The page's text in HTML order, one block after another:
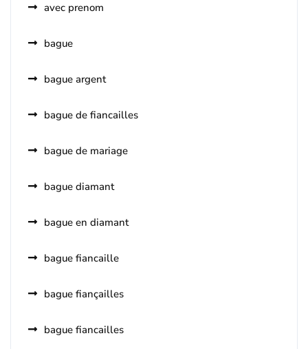
avec prenom
bague
bague argent
bague de fiancailles
bague de mariage
bague diamant
bague en diamant
bague fiancaille
bague fiançailles
bague fiancailles